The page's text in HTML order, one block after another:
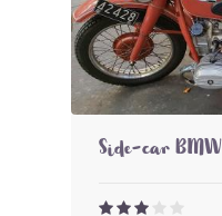
Side-car BMW